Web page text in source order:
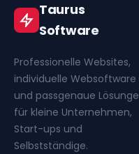
Taurus
Software
Professionelle Websites,
individuelle Websoftware
und passgenaue
für kleine Unternehmen,
Start-ups und
Selbstständige.